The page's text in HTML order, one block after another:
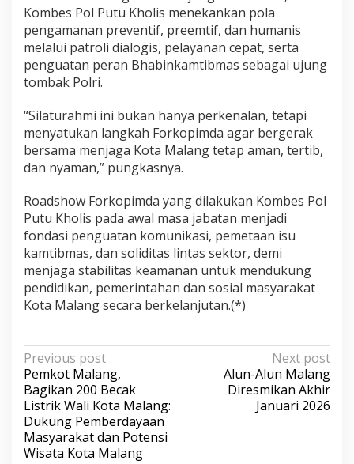
Kombes Pol Putu Kholis menekankan pola
pengamanan preventif, preemtif, dan humanis
melalui patroli dialogis, pelayanan cepat, serta
penguatan peran Bhabinkamtibmas sebagai ujung
tombak Polri.
“Silaturahmi ini bukan hanya perkenalan, tetapi
menyatukan langkah Forkopimda agar bergerak
bersama menjaga Kota Malang tetap aman, tertib,
dan nyaman,” pungkasnya.
Roadshow Forkopimda yang dilakukan Kombes Pol
Putu Kholis pada awal masa jabatan menjadi
fondasi penguatan komunikasi, pemetaan isu
kamtibmas, dan soliditas lintas sektor, demi
menjaga stabilitas keamanan untuk mendukung
pendidikan, pemerintahan dan sosial masyarakat
Kota Malang secara berkelanjutan.(*)
P
o
s
t
n
Previous post
Pemkot Malang,
Bagikan 200 Becak
Listrik Wali Kota Malang:
Dukung Pemberdayaan
Masyarakat dan Potensi
Wisata Kota Malang
Next post
Alun-Alun Malang
Diresmikan Akhir
Januari 2026